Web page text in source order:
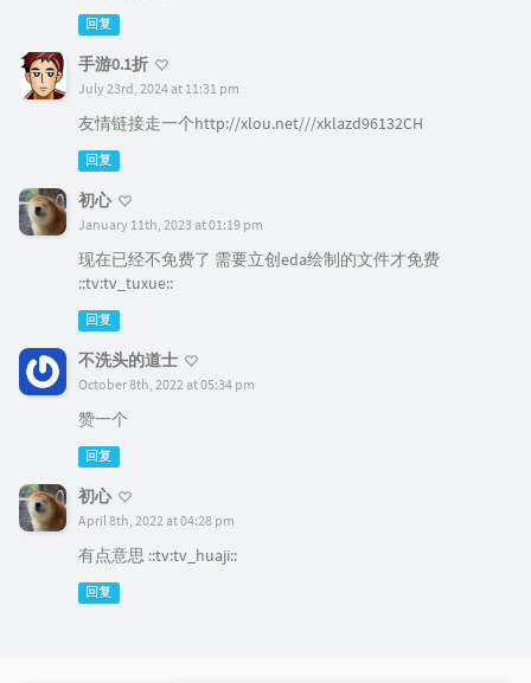
回复
手游0.1折
July 23rd, 2024 at 11:31 pm
友情链接走一个http://xlou.net///xklazd96132CH
回复
初心
January 11th, 2023 at 01:19 pm
现在已经不免费了 需要立创eda绘制的文件才免费
::tv:tv_tuxue::
回复
不洗头的道士
October 8th, 2022 at 05:34 pm
赞一个
回复
初心
April 8th, 2022 at 04:28 pm
有点意思 ::tv:tv_huaji::
回复